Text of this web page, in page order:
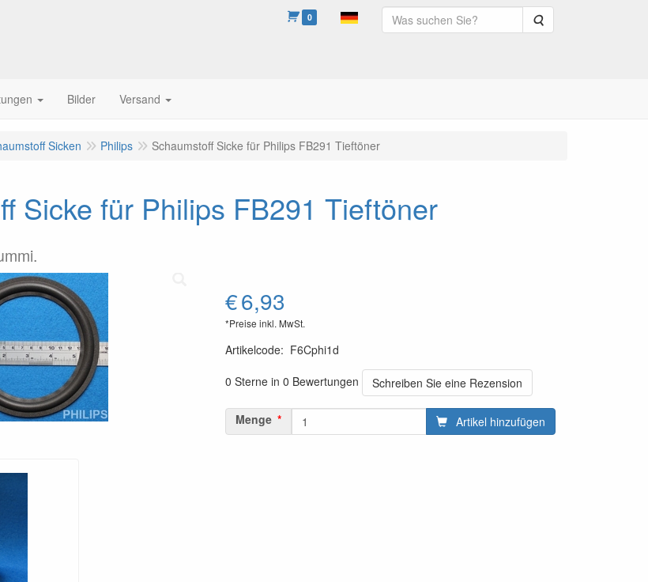
0 Suche
Bilder Versand
Sicken Philips Schaumstoff Sicke für Philips FB291 Tieftöner
Sicke für Philips FB291 Tieftöner
€6,93
*Preise inkl. MwSt.
Artikelcode: F6Cphi1d
0 Sterne in 0 Bewertungen
Schreiben Sie eine Rezension
Menge Artikel hinzufügen